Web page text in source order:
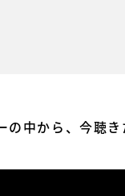
の中から、今聴